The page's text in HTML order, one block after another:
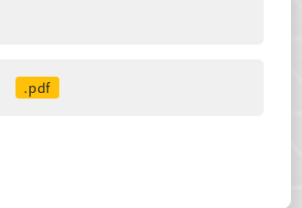
.pdf